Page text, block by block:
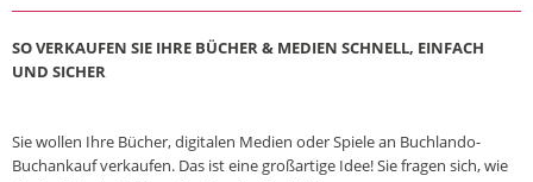
SO VERKAUFEN SIE IHRE BÜCHER & MEDIEN SCHNELL, EINFACH
UND SICHER
Sie wollen Ihre Bücher, digitalen Medien oder Spiele an Buchlando-
Buchankauf verkaufen. Das ist eine großartige Idee! Sie fragen sich, wie